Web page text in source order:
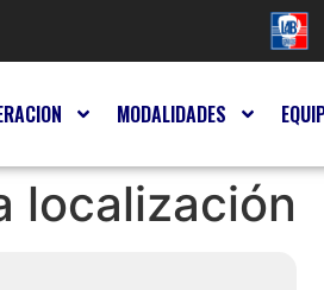
MODALIDADES
localización